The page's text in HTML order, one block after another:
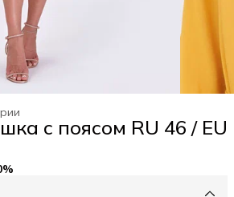
с поясом RU 46 / EU
%